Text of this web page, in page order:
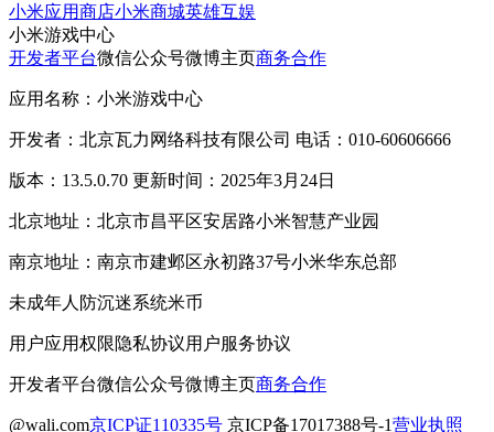
小米应用商店小米商城英雄互娱
小米游戏中心
开发者平台微信公众号微博主页商务合作
应用名称：小米游戏中心
开发者：北京瓦力网络科技有限公司 电话：010-60606666
版本：13.5.0.70 更新时间：2025年3月24日
北京地址：北京市昌平区安居路小米智慧产业园
南京地址：南京市建邺区永初路37号小米华东总部
未成年人防沉迷系统米币
用户应用权限隐私协议用户服务协议
开发者平台微信公众号微博主页商务合作
@wali.com京ICP证110335号 京ICP备17017388号-1营业执照